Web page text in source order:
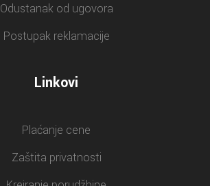
Odustanak od ugovora
Postupak reklamacije
Linkovi
Plaćanje cene
Zaštita privatnosti